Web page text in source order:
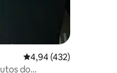
avaliações4,94 de uma avaliação
4,94 (432)
do